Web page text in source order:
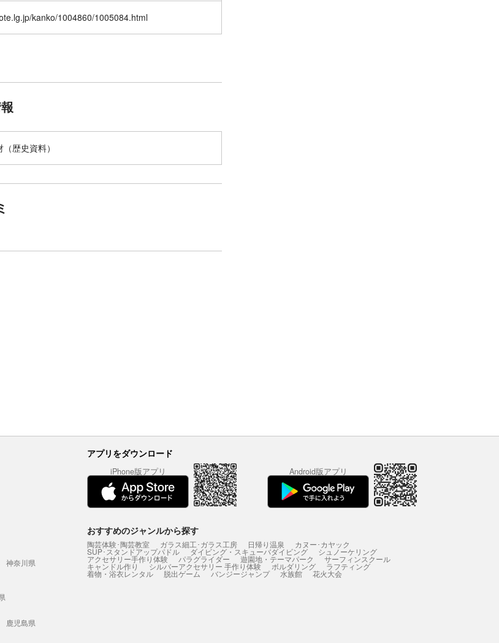
kanko/1004860/1005084.html
歴史資料）
アプリをダウンロード
iPhone版アプリ Android版アプリ
神奈川県
鹿児島県
おすすめのジャンルから探す
陶芸体験･陶芸教室 ガラス細工･ガラス工房 日帰り温泉 カヌー･カヤック
SUP･スタンドアップパドル ダイビング・スキューバダイビング シュノーケリング
アクセサリー手作り体験 パラグライダー 遊園地・テーマパーク サーフィンスクール
キャンドル作り シルバーアクセサリー 手作り体験 ボルダリング ラフティング
着物・浴衣レンタル 脱出ゲーム バンジージャンプ 水族館 花火大会